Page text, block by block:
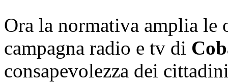
Ora la normativa amplia le
campagna radio e tv di
consapevolezza dei